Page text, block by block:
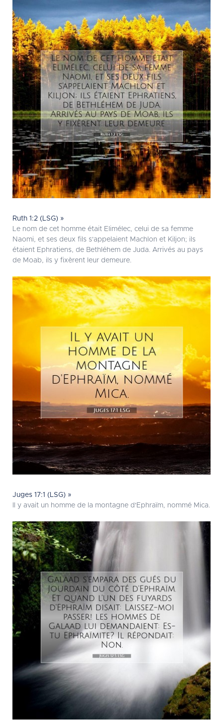
Ruth 1:2 (LSG) »
Le nom de cet homme était Elimélec, celui de sa femme
Naomi, et ses deux fils s'appelaient Machlon et Kiljon; ils
étaient Ephratiens, de Bethléhem de Juda. Arrivés au pays
de Moab, ils y fixèrent leur demeure.
Juges 17:1 (LSG) »
Il y avait un homme de la montagne d'Ephraïm, nommé Mica.